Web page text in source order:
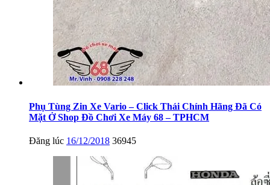
Phụ Tùng Zin Xe Vario – Click Thái Chính Hãng Đã Có
Mặt Ở Shop Đồ Chơi Xe Máy 68 – TPHCM
Đăng lúc 16/12/2018 36945